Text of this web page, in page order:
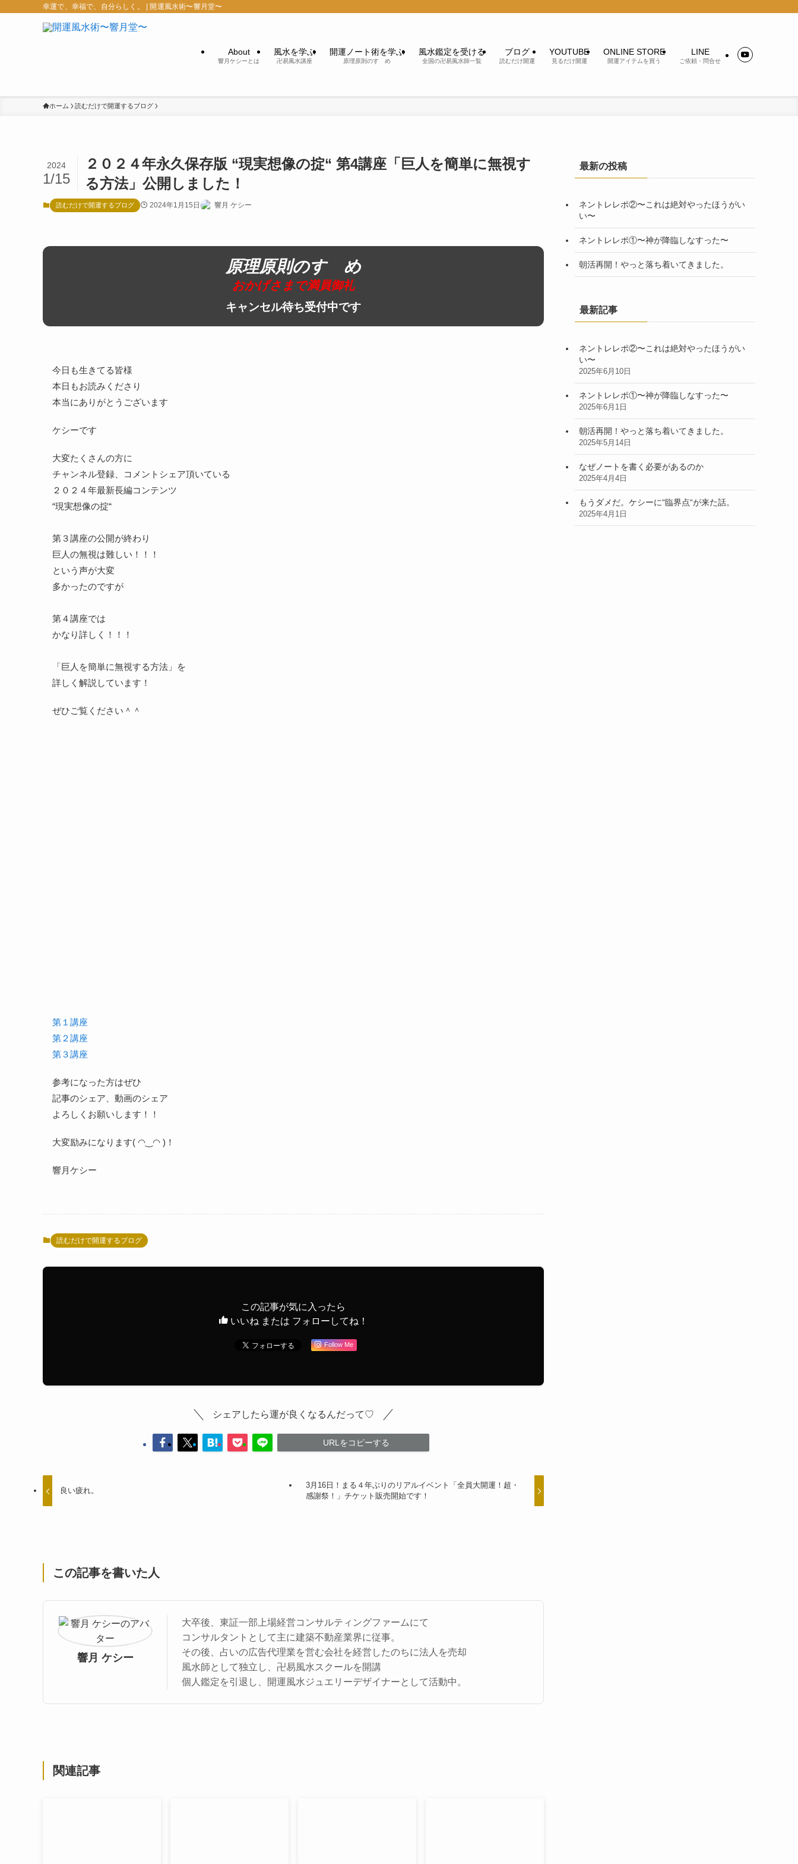
幸運で、幸福で、自分らしく。 | 開運風水術〜響月堂〜
About
響月ケシーとは
風水を学ぶ
卍易風水講座
開運ノート術を学ぶ
原理原則のすゝめ
風水鑑定を受ける
全国の卍易風水師一覧
ブログ
読むだけ開運
YOUTUBE
見るだけ開運
ONLINE STORE
開運アイテムを買う
LINE
ご依頼・問合せ
ホーム 読むだけで開運するブログ
２０２４年永久保存版 “現実想像の掟“ 第4講座「巨人を簡単に無視す
る方法」公開しました！
2024
1/15
読むだけで開運するブログ 2024年1月15日 響月 ケシー
原理原則のすゝめ
おかげさまで満員御礼
キャンセル待ち受付中です
今日も生きてる皆様
本日もお読みくださり
本当にありがとうございます
ケシーです
大変たくさんの方に
チャンネル登録、コメントシェア頂いている
２０２４年最新長編コンテンツ
“現実想像の掟“
第３講座の公開が終わり
巨人の無視は難しい！！！
という声が大変
多かったのですが
第４講座では
かなり詳しく！！！
「巨人を簡単に無視する方法」を
詳しく解説しています！
ぜひご覧ください＾＾
第１講座
第２講座
第３講座
参考になった方はぜひ
記事のシェア、動画のシェア
よろしくお願いします！！
大変励みになります( ◠‿◠ )！
響月ケシー
読むだけで開運するブログ
この記事が気に入ったら
いいね または フォローしてね！
Follow Me
シェアしたら運が良くなるんだって♡
URLをコピーする
良い疲れ。
3月16日！まる４年ぶりのリアルイベント「全員大開運！超・
感謝祭！」チケット販売開始です！
この記事を書いた人
響月 ケシー
大卒後、東証一部上場経営コンサルティングファームにて
コンサルタントとして主に建築不動産業界に従事。
その後、占いの広告代理業を営む会社を経営したのちに法人を売却
風水師として独立し、卍易風水スクールを開講
個人鑑定を引退し、開運風水ジュエリーデザイナーとして活動中。
関連記事
最新の投稿
ネントレレポ②〜これは絶対やったほうがい
い〜
ネントレレポ①〜神が降臨しなすった〜
朝活再開！やっと落ち着いてきました。
最新記事
ネントレレポ②〜これは絶対やったほうがい
い〜
2025年6月10日
ネントレレポ①〜神が降臨しなすった〜
2025年6月1日
朝活再開！やっと落ち着いてきました。
2025年5月14日
なぜノートを書く必要があるのか
2025年4月4日
もうダメだ。ケシーに“臨界点“が来た話。
2025年4月1日